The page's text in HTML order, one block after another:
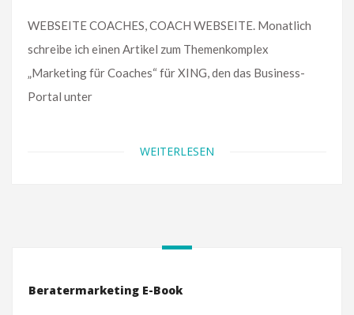
WEBSEITE COACHES, COACH WEBSEITE. Monatlich
schreibe ich einen Artikel zum Themenkomplex
„Marketing für Coaches“ für XING, den das Business-
Portal unter
WEITERLESEN
Beratermarketing E-Book